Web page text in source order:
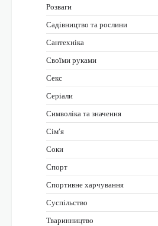
Розваги
Садівництво та рослини
Сантехніка
Своїми руками
Секс
Серіали
Символіка та значення
Сім’я
Соки
Спорт
Спортивне харчування
Суспільство
Тваринництво